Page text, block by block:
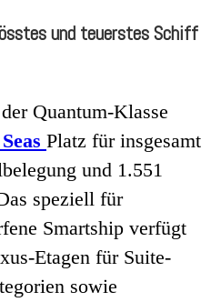
und teuerstes Schiff
Quantum-Klasse
Platz für insgesamt
und 1.551
speziell für
Smartship verfügt
Etagen für Suite-
sowie